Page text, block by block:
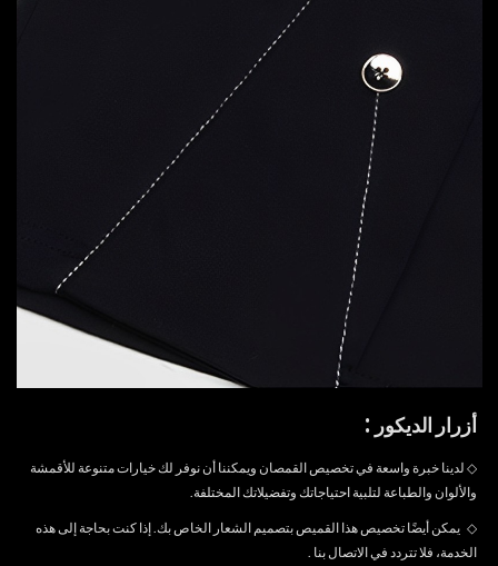
أزرار الديكور :
◇ لدينا خبرة واسعة في تخصيص القمصان ويمكننا أن نوفر لك خيارات متنوعة للأقمشة
والألوان والطباعة لتلبية احتياجاتك وتفضيلاتك المختلفة.
◇ يمكن أيضًا تخصيص هذا القميص بتصميم الشعار الخاص بك. إذا كنت بحاجة إلى هذه
الخدمة، فلا تتردد فيالاتصال بنا .